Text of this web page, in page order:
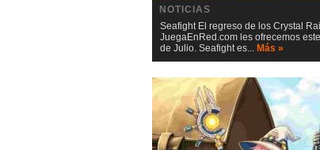
NOTICIAS
Seafight El regreso de los Crystal
JuegaEnRed.com les ofrecemos
de Julio. Seafight es... Más »